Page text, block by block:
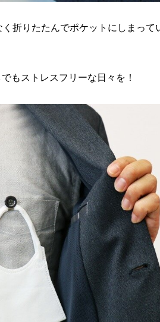
折りたたんでポケットにしまって
もストレスフリーな日々を！